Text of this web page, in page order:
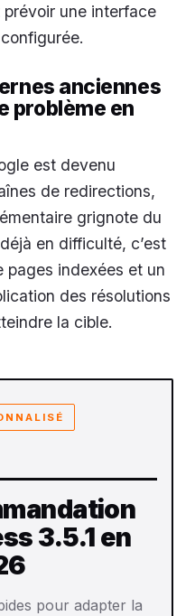
une interface
anciennes
problème en
est devenu
de redirections,
grignote du
en difficulté, c’est
pages indexées et un
des résolutions
la cible.
3.5.1 en
pour adapter la